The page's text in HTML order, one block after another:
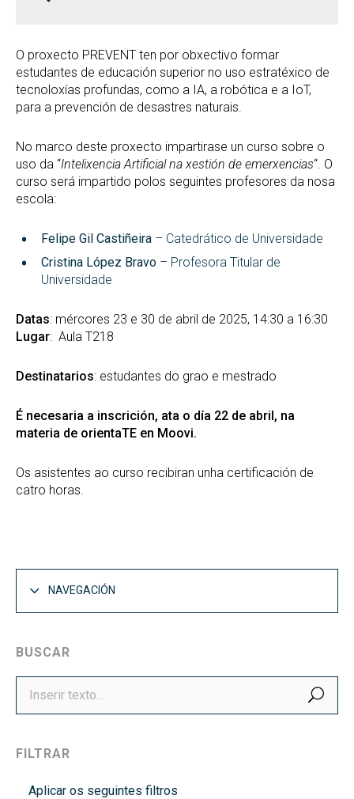
O proxecto PREVENT ten por obxectivo formar
estudantes de educación superior no uso estratéxico de
tecnoloxías profundas, como a IA, a robótica e a IoT,
para a prevención de desastres naturais.
No marco deste proxecto impartirase un curso sobre o
uso da “Intelixencia Artificial na xestión de emerxencias“. O
curso será impartido polos seguintes profesores da nosa
escola:
Felipe Gil Castiñeira – Catedrático de Universidade
Cristina López Bravo – Profesora Titular de
Universidade
Datas: mércores 23 e 30 de abril de 2025, 14:30 a 16:30
Lugar: Aula T218
Destinatarios: estudantes do grao e mestrado
É necesaria a inscrición, ata o día 22 de abril, na
materia de orientaTE en Moovi.
Os asistentes ao curso recibiran unha certificación de
catro horas.
NAVEGACIÓN
BUSCAR
FILTRAR
Aplicar os seguintes filtros